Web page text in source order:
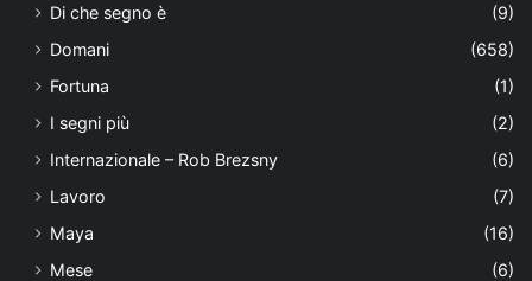
Di che segno è
(9)
Domani
(658)
Fortuna
(1)
I segni più
(2)
Internazionale – Rob Brezsny
(6)
Lavoro
(7)
Maya
(16)
Mese
(6)